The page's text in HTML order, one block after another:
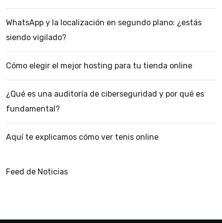
WhatsApp y la localización en segundo plano: ¿estás
siendo vigilado?
Cómo elegir el mejor hosting para tu tienda online
¿Qué es una auditoría de ciberseguridad y por qué es
fundamental?
Aquí te explicamos cómo ver tenis online
Feed de Noticias